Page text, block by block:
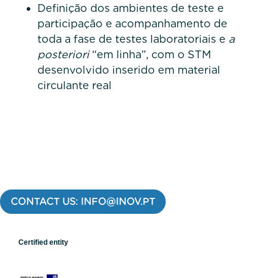
Definição dos ambientes de teste e
participação e acompanhamento de
toda a fase de testes laboratoriais e a
posteriori“em linha”, com o STM
desenvolvido inserido em material
circulante real
CONTACT US: INFO@INOV.PT
Certified entity